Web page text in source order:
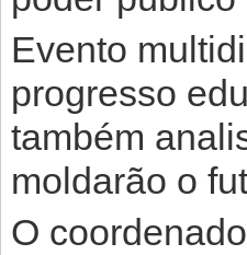
Evento
progresso
também
moldarão o
O